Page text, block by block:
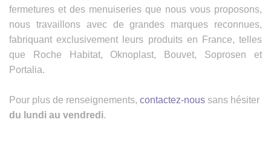
fermetures et des menuiseries que nous vous proposons,
nous travaillons avec de grandes marques reconnues,
fabriquant exclusivement leurs produits en France, telles
que Roche Habitat, Oknoplast, Bouvet, Soprosen et
Portalia.
Pour plus de renseignements, contactez-nous sans hésiter
du lundi au vendredi.